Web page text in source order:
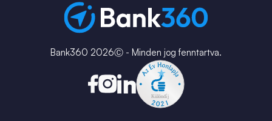
Bérkalkulátor
MNB Alkalmazások
Bank360 2026Ⓒ - Minden jog fenntartva.